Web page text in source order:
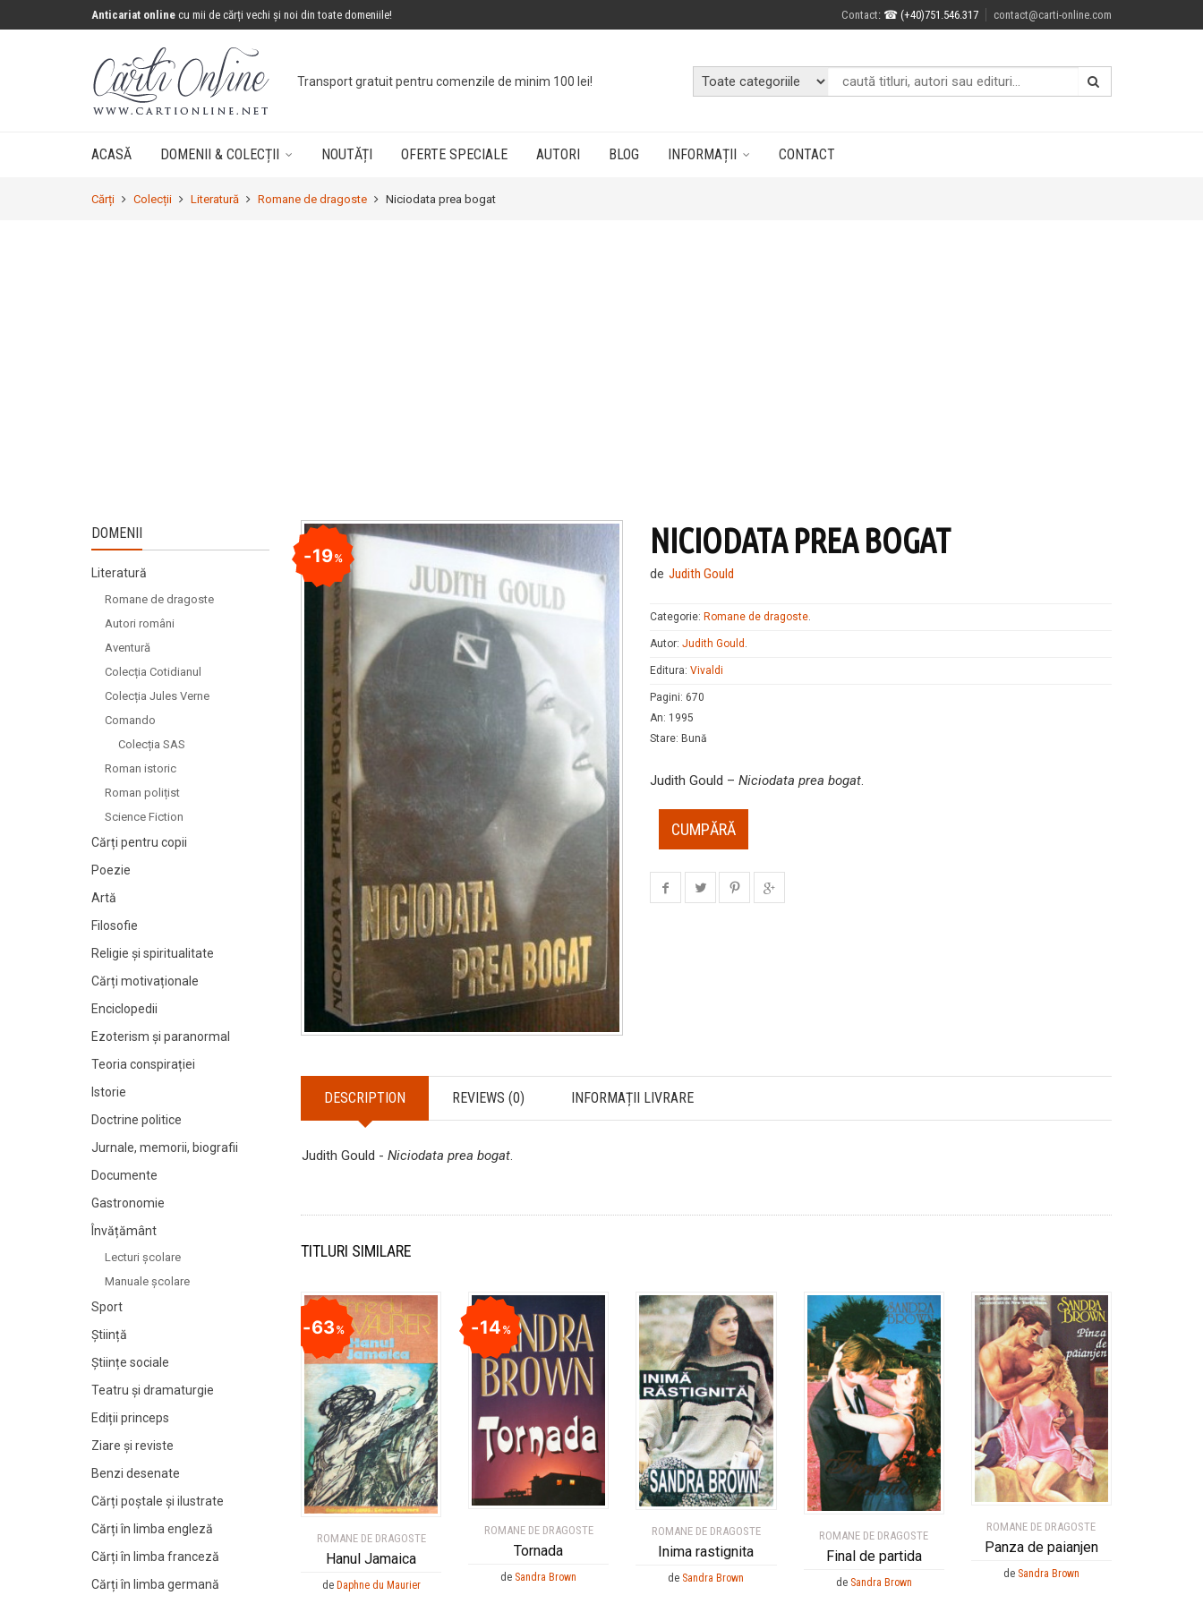
Anticariat online cu mii de cărți vechi și noi din toate domeniile! Contact: ☎ (+40)751.546.317 contact@carti-online.com
Concurs: câștigă ocutie cu cărțidând doar un click!
ACASĂ DOMENII & COLECȚII NOUTĂȚI OFERTE SPECIALE AUTORI BLOG INFORMAȚII CONTACT
Cărți Colecții Literatură Romane de dragoste Niciodata prea bogat
19% NICIODATA PREA BOGAT
de Judith Gould
Categorie: Romane de dragoste.
Autor: Judith Gould .
Editura: Vivaldi
Pagini: 670
An: 1995
Stare: Bună
Judith Gould – Niciodata prea bogat.
CUMPĂRĂ
DESCRIPTION REVIEWS (0) INFORMAȚII LIVRARE
Judith Gould - Niciodata prea bogat.
TITLURI SIMILARE
ROMANE DE DRAGOSTE
Hanul Jamaica
63%
de Daphne du Maurier
ROMANE DE DRAGOSTE
Tornada
14%
de Sandra Brown
ROMANE DE DRAGOSTE
Inima rastignita
de Sandra Brown
ROMANE DE DRAGOSTE
Final de partida
de Sandra Brown
ROMANE DE DRAGOSTE
Panza de paianjen
de Sandra Brown
DOMENII
Literatură
Romane de dragoste
Autori români
Aventură
Colecția Cotidianul
Colecția Jules Verne
Comando
Colecția SAS
Roman istoric
Roman polițist
Science Fiction
Cărți pentru copii
Poezie
Artă
Filosofie
Religie și spiritualitate
Cărți motivaționale
Enciclopedii
Ezoterism și paranormal
Teoria conspirației
Istorie
Doctrine politice
Jurnale, memorii, biografii
Documente
Gastronomie
Învățământ
Lecturi şcolare
Manuale şcolare
Sport
Știință
Științe sociale
Teatru și dramaturgie
Ediții princeps
Ziare şi reviste
Benzi desenate
Cărți poștale și ilustrate
Cărți în limba engleză
Cărți în limba franceză
Cărți în limba germană